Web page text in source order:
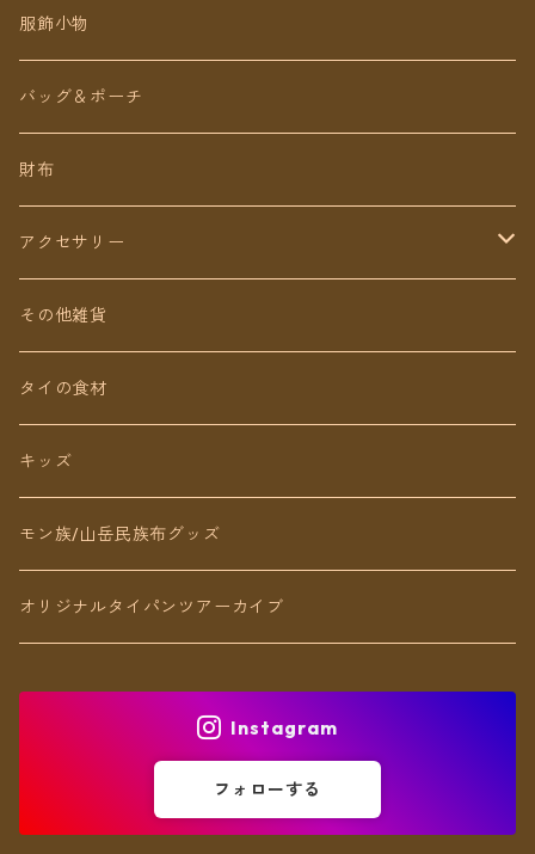
チェトオリジナル
ロング丈
ミディアム丈
ショート丈
Baby&Kids
トップス
ワンピース
パンツ
スカート
キッズ
服飾小物
バッグ＆ポーチ
財布
アクセサリー
ピアス（イヤリング）
ネックレス
リング
ブレスレット
アンクレット
その他雑貨
タイの食材
キッズ
モン族/山岳民族布グッズ
オリジナルタイパンツアーカイブ
Instagram
フォローする